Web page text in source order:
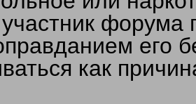
форума
его
как